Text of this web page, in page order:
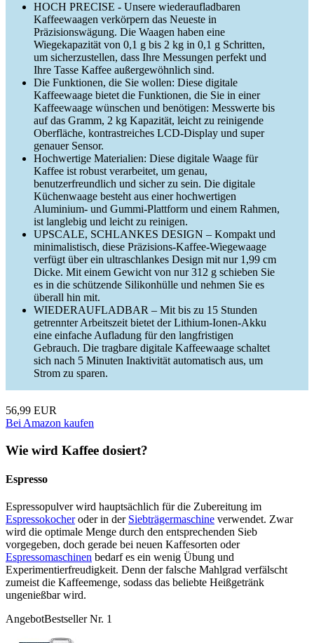
HOCH PRECISE - Unsere wiederaufladbaren
Kaffeewaagen verkörpern das Neueste in
Präzisionswägung. Die Waagen haben eine
Wiegekapazität von 0,1 g bis 2 kg in 0,1 g Schritten,
um sicherzustellen, dass Ihre Messungen perfekt und
Ihre Tasse Kaffee außergewöhnlich sind.
Die Funktionen, die Sie wollen: Diese digitale
Kaffeewaage bietet die Funktionen, die Sie in einer
Kaffeewaage wünschen und benötigen: Messwerte bis
auf das Gramm, 2 kg Kapazität, leicht zu reinigende
Oberfläche, kontrastreiches LCD-Display und super
genauer Sensor.
Hochwertige Materialien: Diese digitale Waage für
Kaffee ist robust verarbeitet, um genau,
benutzerfreundlich und sicher zu sein. Die digitale
Küchenwaage besteht aus einer hochwertigen
Aluminium- und Gummi-Plattform und einem Rahmen,
ist langlebig und leicht zu reinigen.
UPSCALE, SCHLANKES DESIGN – Kompakt und
minimalistisch, diese Präzisions-Kaffee-Wiegewaage
verfügt über ein ultraschlankes Design mit nur 1,99 cm
Dicke. Mit einem Gewicht von nur 312 g schieben Sie
es in die schützende Silikonhülle und nehmen Sie es
überall hin mit.
WIEDERAUFLADBAR – Mit bis zu 15 Stunden
getrennter Arbeitszeit bietet der Lithium-Ionen-Akku
eine einfache Aufladung für den langfristigen
Gebrauch. Die tragbare digitale Kaffeewaage schaltet
sich nach 5 Minuten Inaktivität automatisch aus, um
Strom zu sparen.
56,99 EUR
Bei Amazon kaufen
Wie wird Kaffee dosiert?
Espresso
Espressopulver wird hauptsächlich für die Zubereitung im
Espressokocheroder in der Siebträgermaschine verwendet. Zwar
wird die optimale Menge durch den entsprechenden Sieb
vorgegeben, doch gerade bei neuen Kaffesorten oder
Espressomaschinen bedarf es ein wenig Übung und
Experimentierfreudigkeit. Denn der falsche Mahlgrad verfälscht
zumeist die Kaffeemenge, sodass das beliebte Heißgetränk
ungenießbar wird.
AngebotBestseller Nr. 1